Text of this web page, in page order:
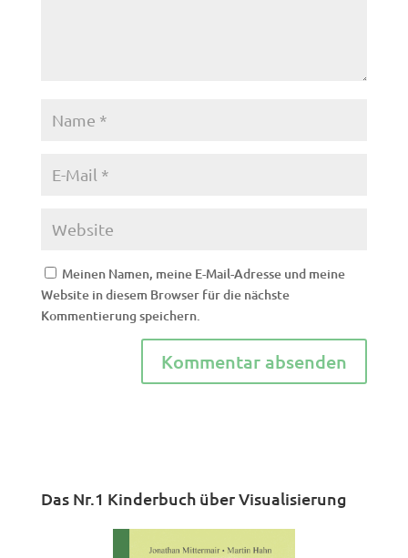
Meinen Namen, meine E-Mail-Adresse und meine
Website in diesem Browser für die nächste
Kommentierung speichern.
Das Nr.1 Kinderbuch über Visualisierung